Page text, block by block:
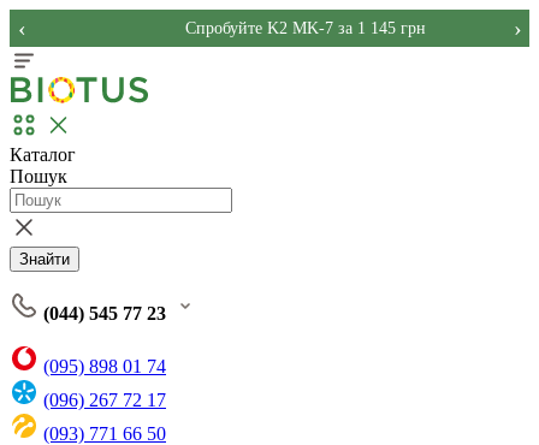
Спробуйте K2 MK-7 за 1 145 грн
‹ ›
Каталог
Пошук
Знайти
(044) 545 77 23
(095) 898 01 74
(096) 267 72 17
(093) 771 66 50